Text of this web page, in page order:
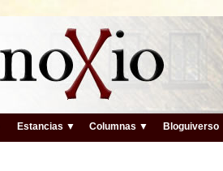
Estancias ▼ Columnas ▼ Bloguiverso